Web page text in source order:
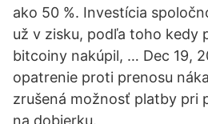
ako 50 %. Investícia
už v zisku, podľa toho kedy
bitcoiny nakúpil, … Dec 19,
opatrenie proti prenosu
zrušená možnosť platby pri
na dobierku.